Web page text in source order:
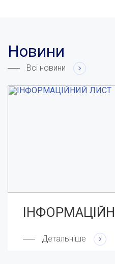
Новини
Всі новини
Детальніше